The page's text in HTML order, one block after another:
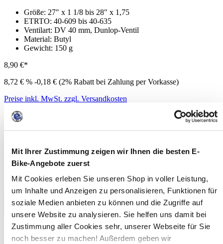
Mit Ihrer Zustimmung zeigen wir Ihnen die besten E-
Bike-Angebote zuerst
Mit Cookies erleben Sie unseren Shop in voller Leistung,
um Inhalte und Anzeigen zu personalisieren, Funktionen für
soziale Medien anbieten zu können und die Zugriffe auf
unsere Website zu analysieren. Sie helfen uns damit bei
Zustimmung aller Cookies sehr, unserer Webseite für Sie
noch besser zu machen! Außerdem geben wir
Größe: 27" x 1 1/8 bis 28" x 1,75
ETRTO: 40-609 bis 40-635
Ventilart: DV 40 mm, Dunlop-Ventil
Material: Butyl
Gewicht: 150 g
8,90 €*
8,72 € % -0,18 € (2% Rabatt bei Zahlung per Vorkasse)
Preise inkl. MwSt. zzgl. Versandkosten
Sofort verfügbar, Lieferzeit: 1-3 Werktage
die Schaltflächen um die Anzahl zu erhöhen oder zu
reduzieren.
In den Warenkorb
Zum Merkzettel hinzufügen
Produktnummer:SB10429311